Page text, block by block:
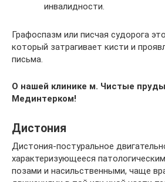
инвалидности.
Графоспазм или писчая судорога
который затрагивает кисти и
письма.
О нашей клинике м. Чистые
Мединтерком!
Дистония
Дистония-постуральное
характеризующееся
позами и насильственными, чаще